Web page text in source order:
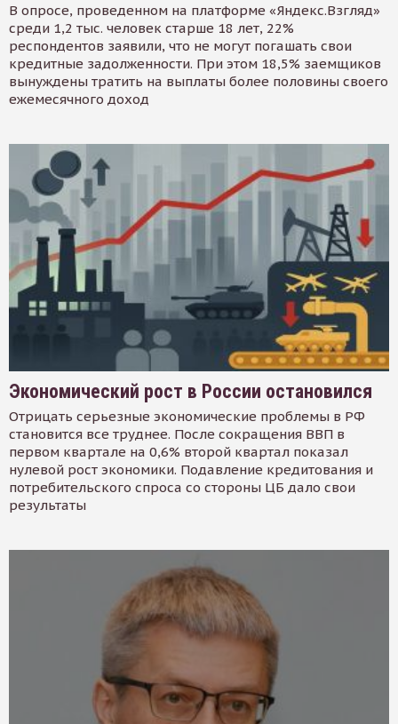
В опросе, проведенном на платформе «Яндекс.Взгляд»
среди 1,2 тыс. человек старше 18 лет, 22%
респондентов заявили, что не могут погашать свои
кредитные задолженности. При этом 18,5% заемщиков
вынуждены тратить на выплаты более половины своего
ежемесячного доход
Экономический рост в России остановился
Отрицать серьезные экономические проблемы в РФ
становится все труднее. После сокращения ВВП в
первом квартале на 0,6% второй квартал показал
нулевой рост экономики. Подавление кредитования и
потребительского спроса со стороны ЦБ дало свои
результаты